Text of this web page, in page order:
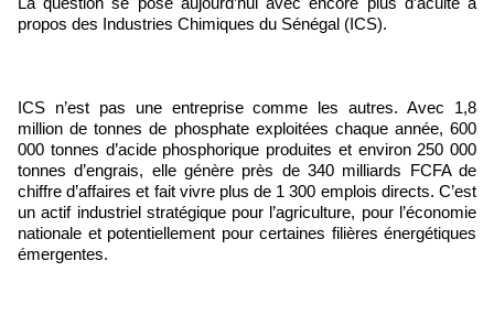
propos des Industries Chimiques du Sénégal (ICS).
ICS n’est pas une entreprise comme les autres. Avec 1,8
million de tonnes de phosphate exploitées chaque année, 600
000 tonnes d’acide phosphorique produites et environ 250 000
tonnes d’engrais, elle génère près de 340 milliards FCFA de
chiffre d’affaires et fait vivre plus de 1 300 emplois directs. C’est
un actif industriel stratégique pour l’agriculture, pour l’économie
nationale et potentiellement pour certaines filières énergétiques
émergentes.